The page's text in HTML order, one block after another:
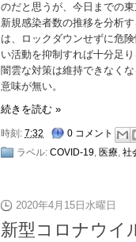
のだと思うが、今日までの
新規感染者数の推移を分析す
は、ロックダウンせずに危
い活動を抑制すれば十分足り
闇雲な対策は維持できなく
意味が無い。
続きを読む »
時刻: 7:32
0 コメント
ラベル: COVID-19, 医療, 社
2020年4月15日水曜日
新型コロナウイ